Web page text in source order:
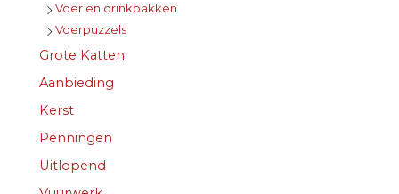
Voer en drinkbakken
Voerpuzzels
Grote Katten
Aanbieding
Kerst
Penningen
Uitlopend